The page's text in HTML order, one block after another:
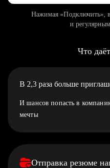
Нажимая «Подключить»,
и
Что
В 2,3 раза больше
И шансов попасть в
мечты
Отправка резюме